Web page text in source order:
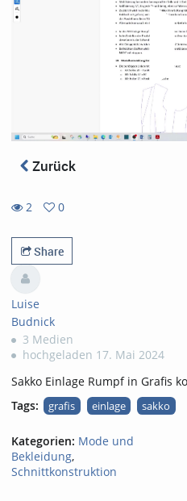
Zurück
2
views
0
favorites
Share
Luise
Budnick
3 Medien
hochgeladen 17. Mai 2024
Sakko Einlage Rumpf in Grafis
Tags:
grafis einlage sakko
Kategorien: Mode und
Bekleidung,
Schnittkonstruktion